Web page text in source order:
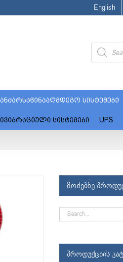
English
Products
search
სისტემები
სისტემები UPS
მოძებნე
პროდუქციის